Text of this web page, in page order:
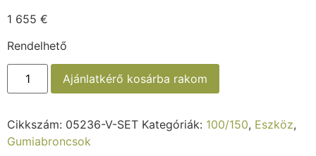
1 655 €
Rendelhető
Ajánlatkérő kosárba rakom
Cikkszám: 05236-V-SET Kategóriák: 100/150, Eszköz,
Gumiabroncsok